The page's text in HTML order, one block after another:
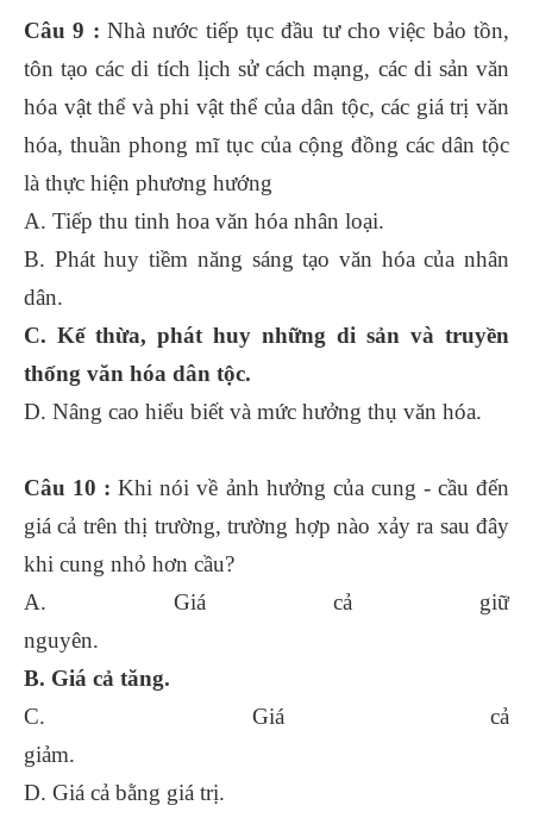
Câu 9 : Nhà nước tiếp tục đầu tư cho việc bảo tồn,
tôn tạo các di tích lịch sử cách mạng, các di sản văn
hóa vật thể và phi vật thể của dân tộc, các giá trị văn
hóa, thuần phong mĩ tục của cộng đồng các dân tộc
là thực hiện phương hướng
A. Tiếp thu tinh hoa văn hóa nhân loại.
B. Phát huy tiềm năng sáng tạo văn hóa của nhân
dân.
C. Kế thừa, phát huy những di sản và truyền
thống văn hóa dân tộc.
D. Nâng cao hiểu biết và mức hưởng thụ văn hóa.
Câu 10 : Khi nói về ảnh hưởng của cung - cầu đến
giá cả trên thị trường, trường hợp nào xảy ra sau đây
khi cung nhỏ hơn cầu?
A. Giá cả giữ
nguyên.
B. Giá cả tăng.
C. Giá cả
giảm.
D. Giá cả bằng giá trị.